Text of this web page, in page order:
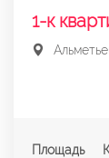
1-к
Площадь